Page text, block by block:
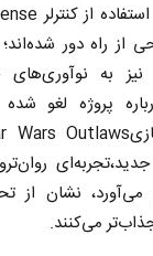
از راه دور
نیز به
می‌آورد، نشان از
می‌کنند.